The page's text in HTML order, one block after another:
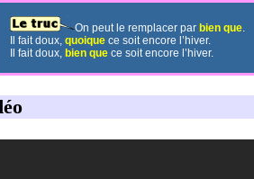
On peut le remplacer par bien que.
Il fait doux, quoiquece soit encore l’hiver.
Il fait doux, bien quece soit encore l’hiver.